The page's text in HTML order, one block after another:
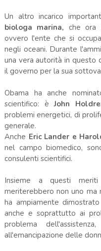
Un altro incarico
biologa marina, che ora
ovvero l'ente che si
negli oceani. Durante
una vera autorità in questo
il governo per la sua
Obama ha anche
scientifico: èJohn
problemi energetici, di
generale.
Anche Eric Lander e
nel campo biomedico,
consulenti scientifici.
Insieme a questi
meriterebbero non uno ma
ha ampiamente
anche e soprattutto ai
problema
all'emancipazione delle